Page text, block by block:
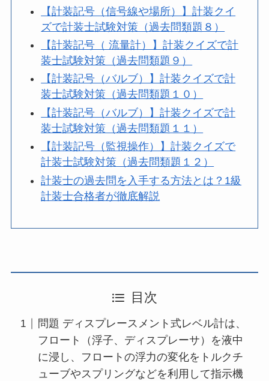
【計装記号（信号線や場所）】計装クイ
ズで計装士試験対策（過去問類題８）
【計装記号（ 流量計）】計装クイズで計
装士試験対策（過去問類題９）
【計装記号（バルブ）】計装クイズで計
装士試験対策（過去問類題１０）
【計装記号（バルブ）】計装クイズで計
装士試験対策（過去問類題１１）
【計装記号（監視操作）】計装クイズで
計装士試験対策（過去問類題１２）
計装士の過去問を入手する方法とは？1級
計装士合格者が徹底解説
目次
問題 ディスプレースメント式レベル計は、
フロート（浮子、ディスプレーサ）を液中
に浸し、フロートの浮力の変化をトルクチ
ューブやスプリングなどを利用して指示機